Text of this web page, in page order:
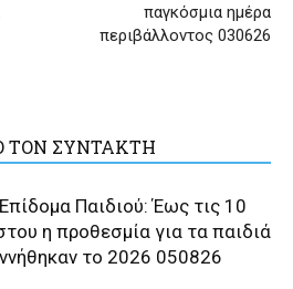
παγκόσμια ημέρα
περιβάλλοντος 030626
ΤΟΝ ΣΥΝΤΑΚΤΗ
Παιδιού: Έως τις 10
η προθεσμία για τα παιδιά
το 2026 050826